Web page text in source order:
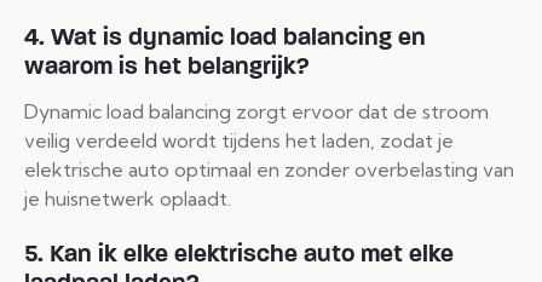
4. Wat is dynamic load balancing en
waarom is het belangrijk?
Dynamic load balancing zorgt ervoor dat de stroom
veilig verdeeld wordt tijdens het laden, zodat je
elektrische auto optimaal en zonder overbelasting van
je huisnetwerk oplaadt.
5. Kan ik elke elektrische auto met elke